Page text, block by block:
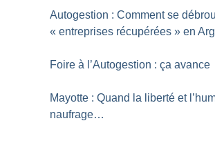
Autogestion : Comment se
« entreprises récupérées » en
Foire à l’Autogestion : ça avance
Mayotte : Quand la liberté et
naufrage…